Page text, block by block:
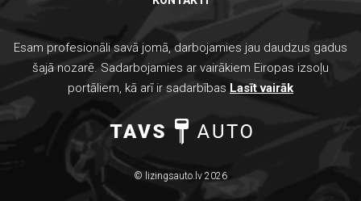
Esam profesionāli savā jomā, darbojamies jau daudzus gadus
šajā nozarē. Sadarbojamies ar vairākiem Eiropas izsoļu
portāliem, kā arī ir sadarbības Lasīt vairāk
© lizingsauto.lv 2026